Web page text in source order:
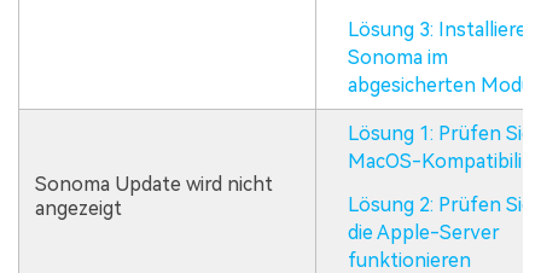
Lösung 3: Installieren
Sonoma im
abgesicherten Modus
Sonoma Update wird nicht
angezeigt
Lösung 1: Prüfen Sie
MacOS-
Lösung 2: Prüfen
die Apple-Server
funktionieren